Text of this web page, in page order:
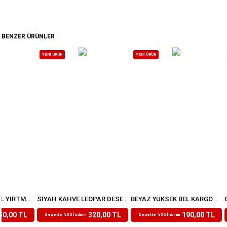
BENZER ÜRÜNLER
İNDIGO YÜKSEK BEL YIRTMAÇLI MODAL EŞOFMAN ALTI
TL
SIYAH KAHVE LEOPAR DESENLI BELI LASTIKLI PANTOLON
₺639,99
Sepette %50 İndirim 320,00 TL
YENI ÜRÜN
BEYAZ YÜKSEK BEL KARGO CEP PANTOLON
₺379,99
Sepette %50 İndirim 190,00 TL
YENI ÜRÜN